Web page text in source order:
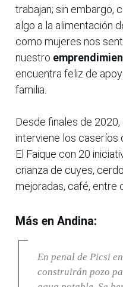
trabajan; sin embargo,
algo a la alimentación
como mujeres nos
nuestro
encuentra feliz de
familia.
Desde finales de
interviene los caseríos
El Faique con 20
crianza de cuyes,
mejoradas, café, entre
Más en Andina:
En penal de Picsi
construirán pozo